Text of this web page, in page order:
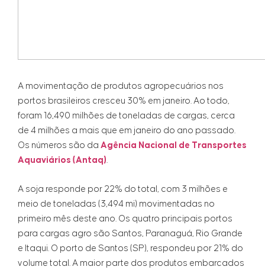
A movimentação de produtos agropecuários nos
portos brasileiros cresceu 30% em janeiro. Ao todo,
foram 16,490 milhões de toneladas de cargas, cerca
de 4 milhões a mais que em janeiro do ano passado.
Os números são da Agência Nacional de Transportes
Aquaviários (Antaq).
A soja responde por 22% do total, com 3 milhões e
meio de toneladas (3,494 mi) movimentadas no
primeiro mês deste ano. Os quatro principais portos
para cargas agro são Santos, Paranaguá, Rio Grande
e Itaqui. O porto de Santos (SP), respondeu por 21% do
volume total. A maior parte dos produtos embarcados